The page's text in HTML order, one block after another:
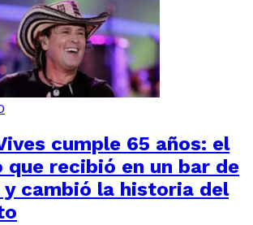
cumple 65 años: el
que recibió en un bar de
y cambió la historia del